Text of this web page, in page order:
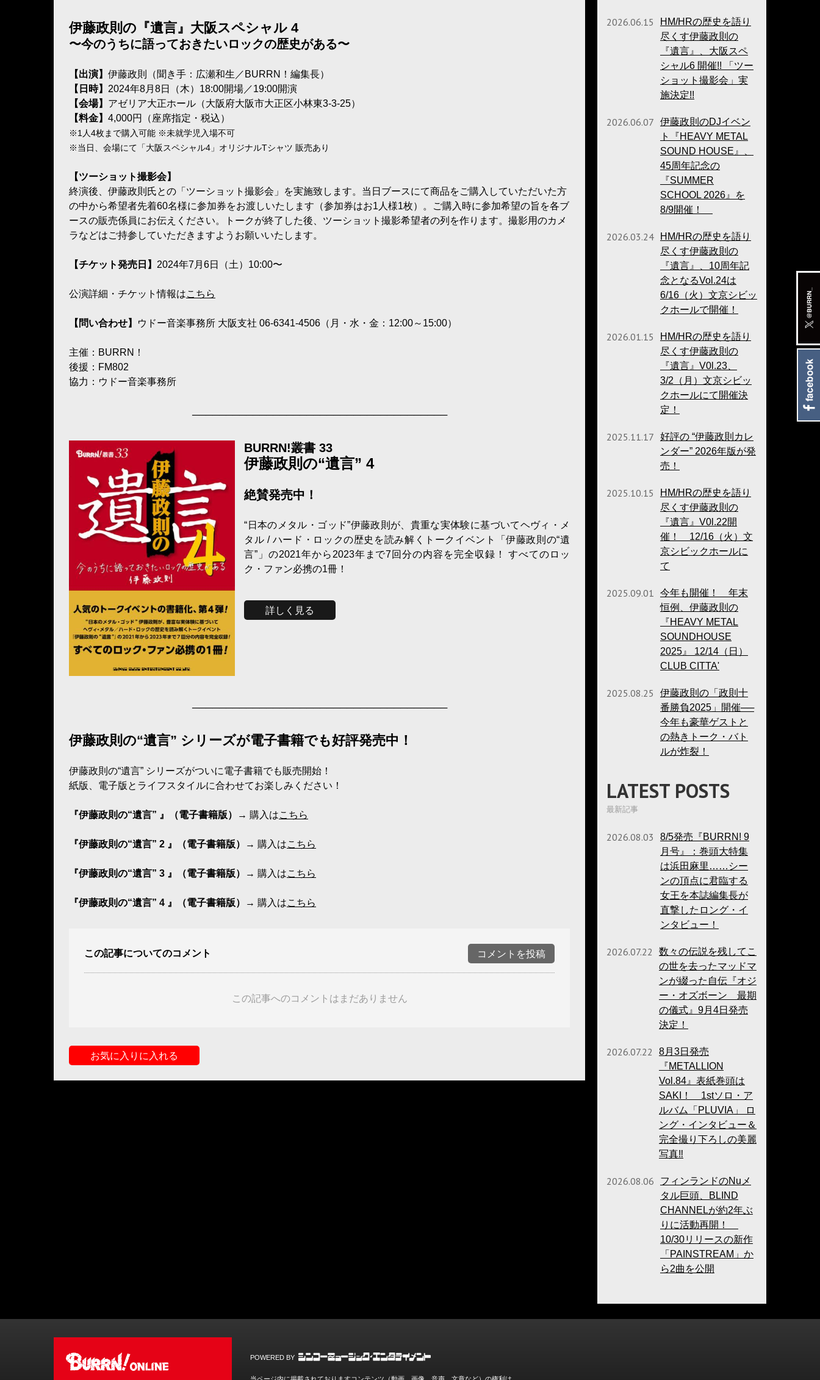
伊藤政則の『遺⾔』⼤阪スペシャル 4
〜今のうちに語っておきたいロックの歴史がある〜
【出演】 伊藤政則（聞き手：広瀬和生／BURRN！編集長）
【日時】 2024年8月8日（木）18:00開場／19:00開演
【会場】 アゼリア大正ホール（大阪府大阪市大正区小林東3-3-25）
【料金】 4,000円（座席指定・税込）
※1人4枚まで購入可能 ※未就学児入場不可
※当日、会場にて「大阪スペシャル4」オリジナルTシャツ 販売あり
【ツーショット撮影会】
終演後、伊藤政則氏との「ツーショット撮影会」を実施致します。当日ブースにて商品をご購入していただいた方
の中から希望者先着60名様に参加券をお渡しいたします（参加券はお1人様1枚）。ご購入時に参加希望の旨を各ブ
ースの販売係員にお伝えください。トークが終了した後、ツーショット撮影希望者の列を作ります。撮影用のカメ
ラなどはご持参していただきますようお願いいたします。
【チケット発売日】 2024年7月6日（土）10:00〜
公演詳細・チケット情報はこちら
【問い合わせ】 ウドー音楽事務所 大阪支社 06-6341-4506（月・水・金：12:00～15:00）
主催：BURRN！
後援：FM802
協力：ウドー音楽事務所
──────────────────────────────────────
BURRN!叢書 33
伊藤政則の“遺言” 4
絶賛発売中！
“日本のメタル・ゴッド”伊藤政則が、貴重な実体験に基づいてヘヴィ・メ
タル / ハード・ロックの歴史を読み解くトークイベント「伊藤政則の“遺
言”」の2021年から2023年まで7回分の内容を完全収録！ すべてのロッ
ク・ファン必携の1冊！
詳しく見る
──────────────────────────────────────
伊藤政則の“遺言” シリーズが電子書籍でも好評発売中！
伊藤政則の“遺言” シリーズがついに電子書籍でも販売開始！
紙版、電子版とライフスタイルに合わせてお楽しみください！
『伊藤政則の“遺言” 』（電子書籍版） → 購入はこちら
『伊藤政則の“遺言” 2 』（電子書籍版） → 購入はこちら
『伊藤政則の“遺言” 3 』（電子書籍版） → 購入はこちら
『伊藤政則の“遺言” 4 』（電子書籍版） → 購入はこちら
この記事についてのコメント コメントを投稿
この記事へのコメントはまだありません
お気に入りに入れる
2026.06.15
HM/HRの歴史を語り
尽くす伊藤政則の
『遺言』、大阪スペ
シャル6 開催!! 「ツー
ショット撮影会」実
施決定!!
2026.06.07
伊藤政則のDJイベン
ト『HEAVY METAL
SOUND HOUSE』、
45周年記念の
『SUMMER
SCHOOL 2026』を
8/9開催！
2026.03.24
HM/HRの歴史を語り
尽くす伊藤政則の
『遺言』、10周年記
念となるVol.24は
6/16（火）文京シビッ
クホールで開催！
2026.01.15
HM/HRの歴史を語り
尽くす伊藤政則の
『遺言』V0l.23、
3/2（月）文京シビッ
クホールにて開催決
定！
2025.11.17
好評の “伊藤政則カレ
ンダー” 2026年版が発
売！
2025.10.15
HM/HRの歴史を語り
尽くす伊藤政則の
『遺言』V0l.22開
催！ 12/16（火）文
京シビックホールに
て
2025.09.01
今年も開催！ 年末
恒例、伊藤政則の
『HEAVY METAL
SOUNDHOUSE
2025』 12/14（日）
CLUB CITTA'
2025.08.25
伊藤政則の「政則十
番勝負2025」開催──
今年も豪華ゲストと
の熱きトーク・バト
ルが炸裂！
LATEST POSTS
最新記事
2026.08.03
8/5発売『BURRN! 9
月号』：巻頭大特集
は浜田麻里……シー
ンの頂点に君臨する
女王を本誌編集長が
直撃したロング・イ
ンタビュー！
2026.07.22
数々の伝説を残してこ
の世を去ったマッドマ
ンが綴った自伝『オジ
ー・オズボーン 最期
の儀式』9月4日発売
決定！
2026.07.22
8月3日発売
『METALLION
Vol.84』表紙巻頭は
SAKI！ 1stソロ・ア
ルバム「PLUVIA」 ロ
ング・インタビュー＆
完全撮り下ろしの美麗
写真‼
2026.08.06
フィンランドのNuメ
タル巨頭、BLIND
CHANNELが約2年ぶ
りに活動再開！
10/30リリースの新作
「PAINSTREAM」か
ら2曲を公開
POWERED BY